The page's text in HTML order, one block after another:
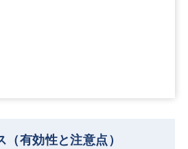
有効性と注意点）